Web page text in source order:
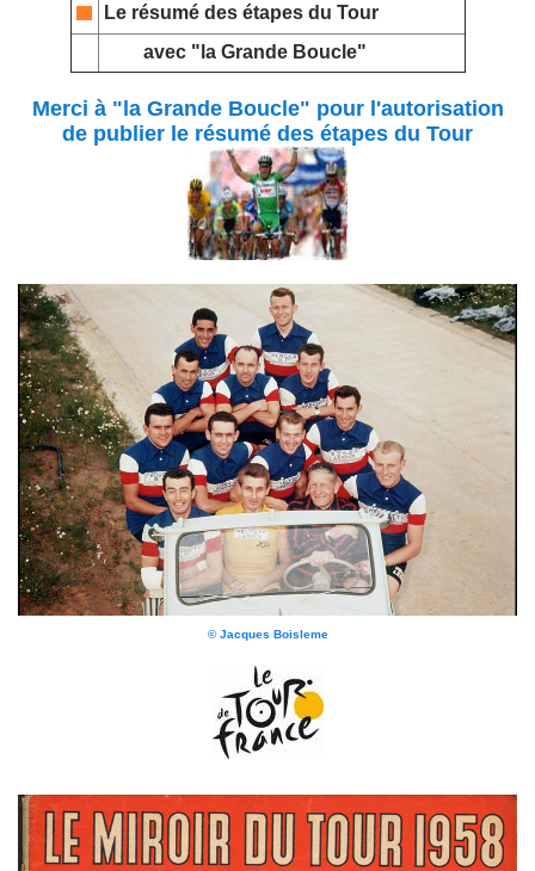
Le résumé des étapes du Tour
avec "la Grande Boucle"
Merci à "la Grande Boucle" pour l'autorisation
de publier le résumé des étapes du Tour
© Jacques Boisleme